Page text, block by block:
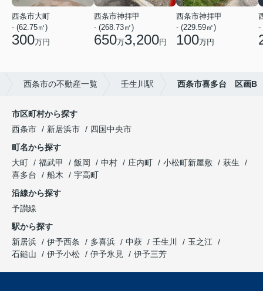
西条市大町
- (62.75㎡)
300万円
西条市神拝甲
- (268.73㎡)
650万3,200円
西条市神拝甲
- (229.59㎡)
100万円
-
西条市の不動産一覧 壬生川駅 西条市喜多台 区画B
市区町村から探す
西条市
新居浜市
四国中央市
町名から探す
大町
福武甲 飯岡 中村 庄内町 小松町新屋敷
萩生
喜多台
船木
宇高町
沿線から探す
予讃線
駅から探す
新居浜
伊予西条 多喜浜 中萩 壬生川
玉之江
石鎚山
伊予小松 伊予氷見 伊予三芳